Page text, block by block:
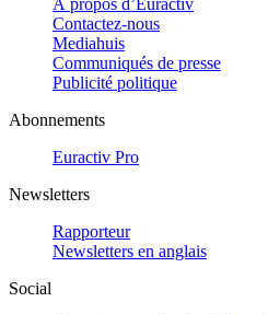
À propos d’Euractiv
Contactez-nous
Mediahuis
Communiqués de presse
Publicité politique
Abonnements
Euractiv Pro
Newsletters
Rapporteur
Newsletters en anglais
Social